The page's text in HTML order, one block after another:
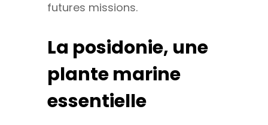
futures missions.
La posidonie, une
plante marine
essentielle